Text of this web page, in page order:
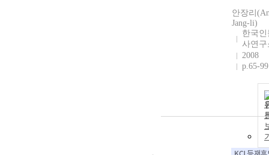
안장리
Jang-li)
한국인
사연구
2008
p.65-99